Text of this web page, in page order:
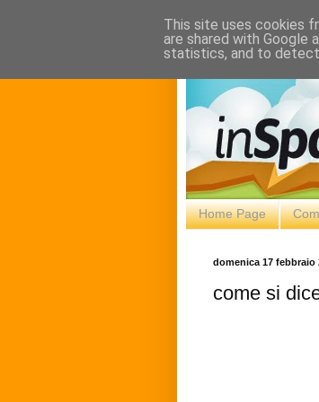
Home Page
domenica 17 febbraio
come si
This site uses cookies
are shared with Google
statistics, and to detect